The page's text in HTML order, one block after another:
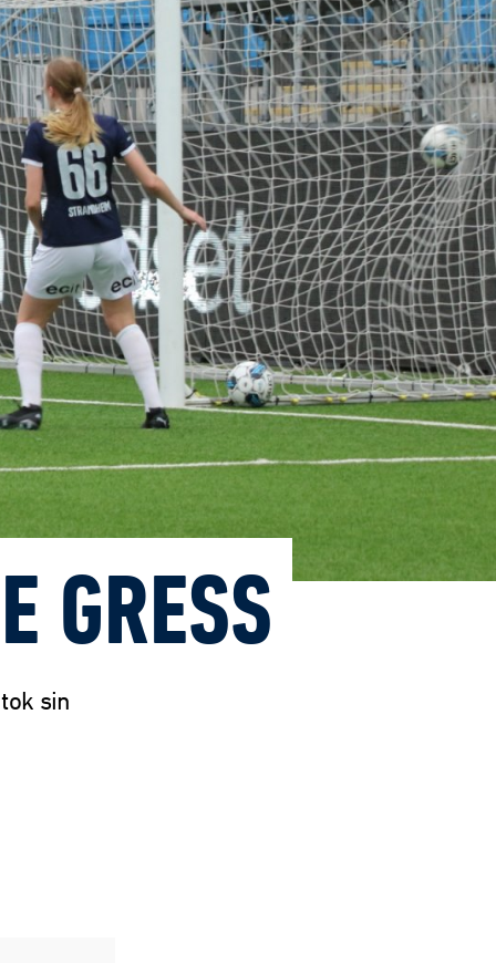
GRESS
sin